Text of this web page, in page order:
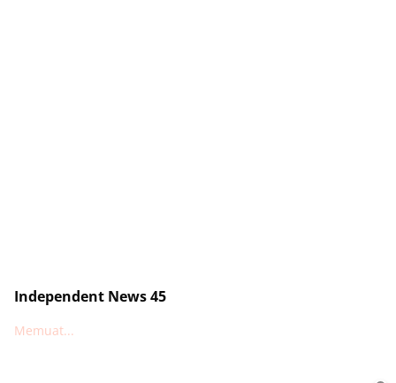
Independent News 45
Memuat...